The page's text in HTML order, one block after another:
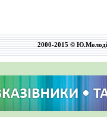
2000-2015 ©